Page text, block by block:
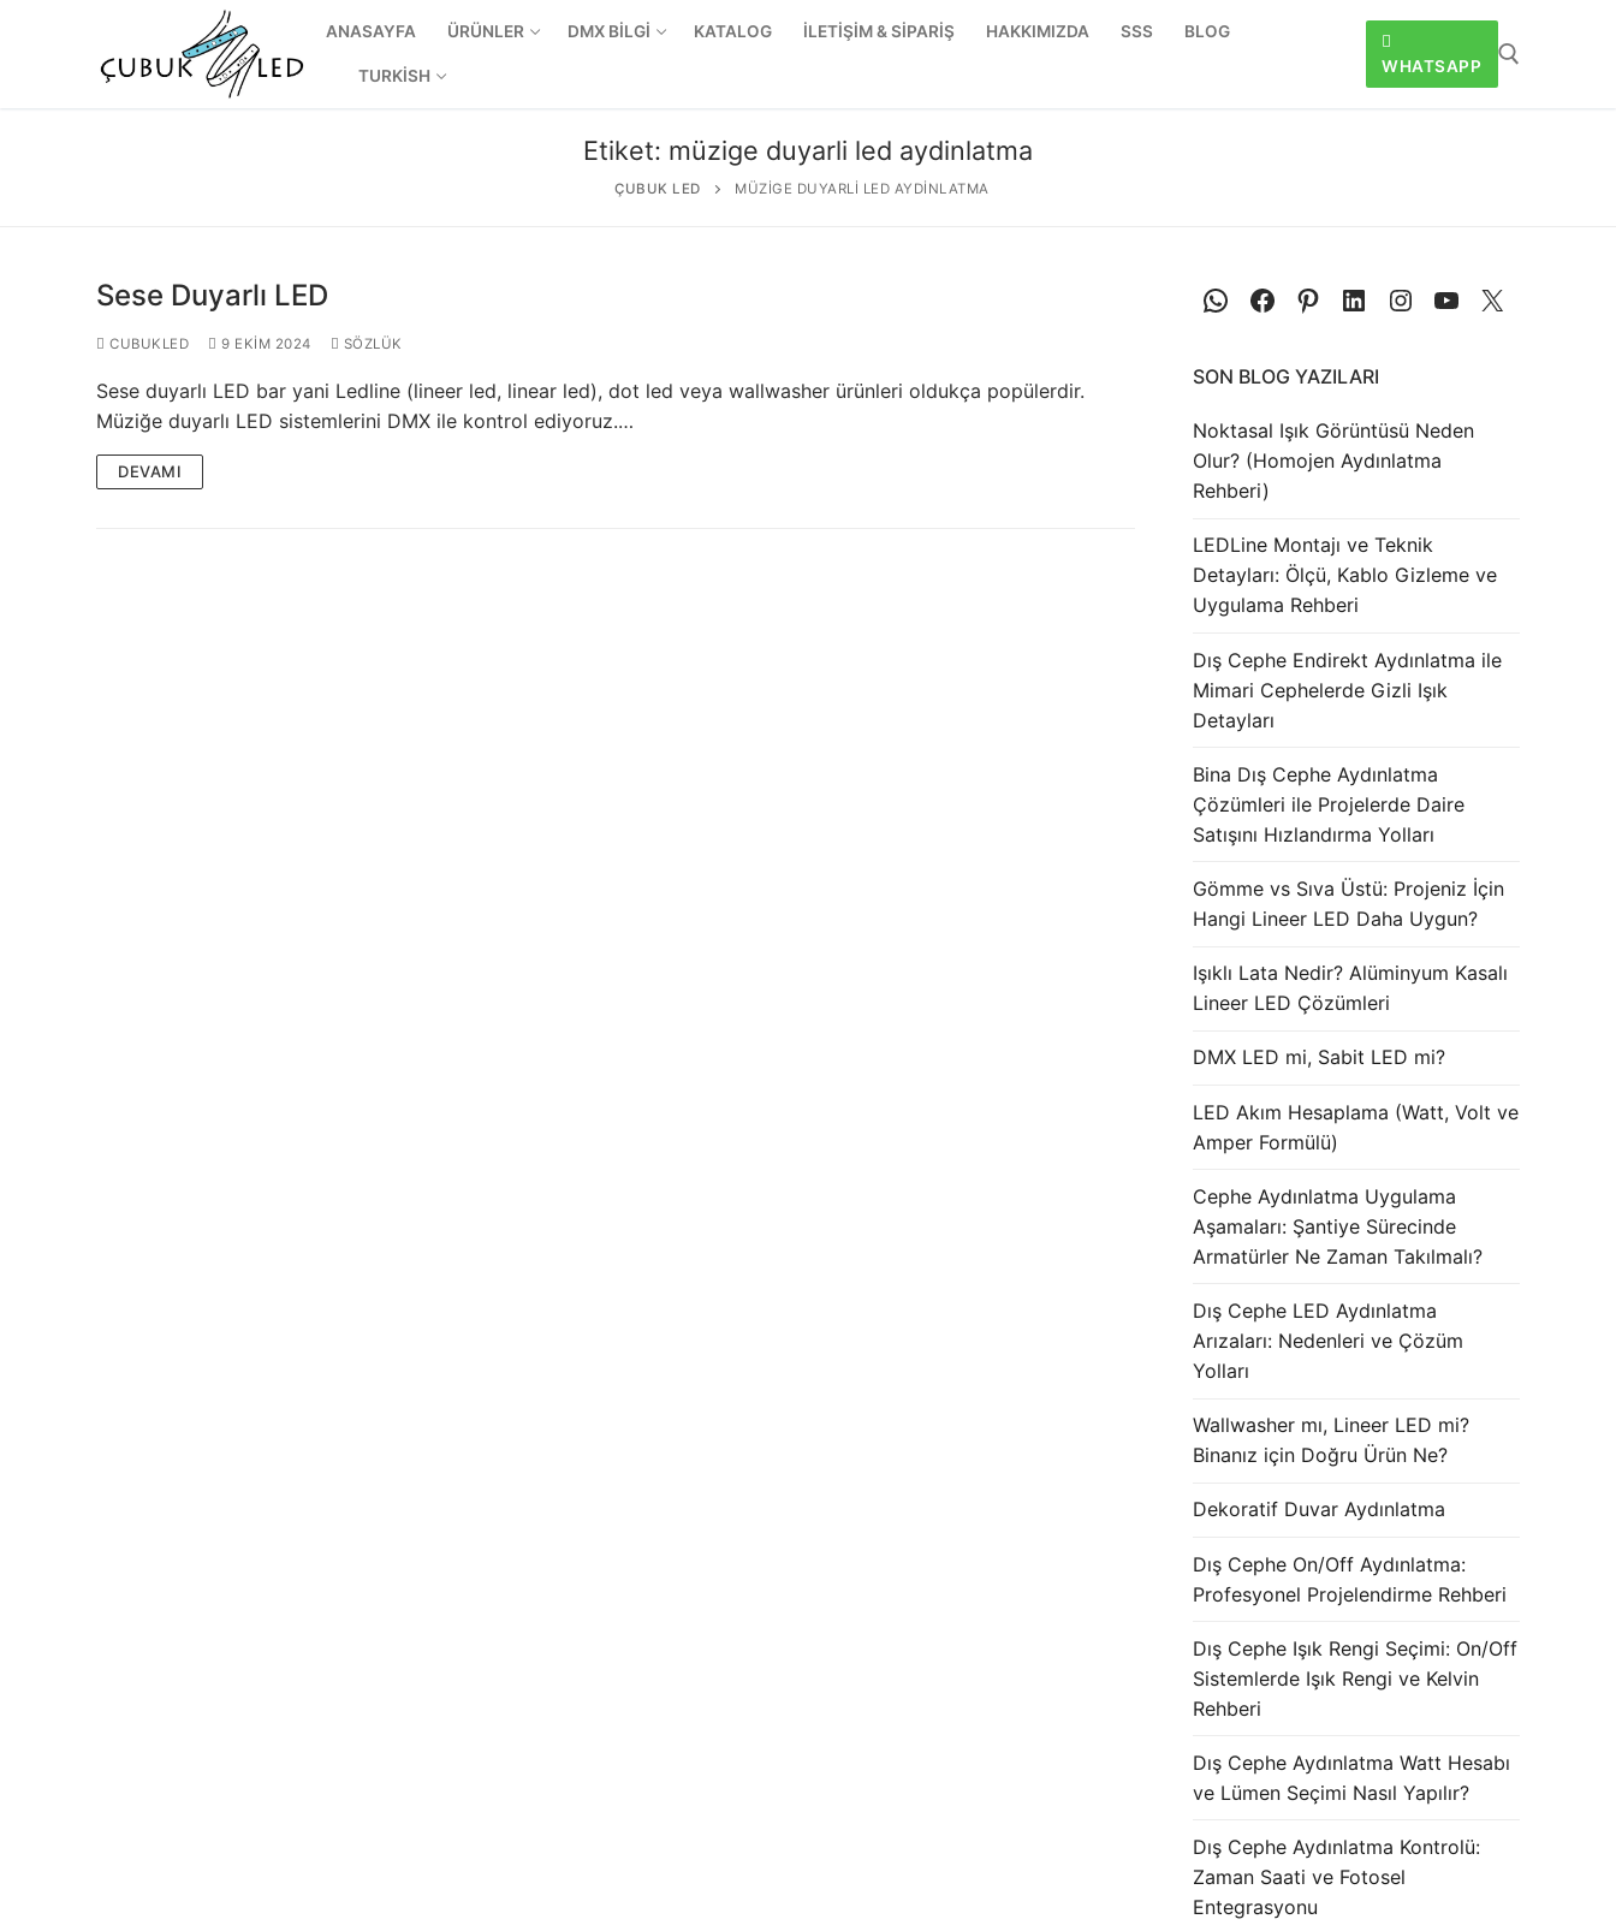
ANASAYFA ÜRÜNLER DMX BİLGİ KATALOG İLETİŞİM & SİPARİŞ HAKKIMIZDA SSS BLOG
TURKISH WHATSAPP
ANASAYFA
Etiket: müzige duyarli led aydinlatma
ÇUBUK LED MÜZIGE DUYARLI LED AYDINLATMA
Sese Duyarlı LED
CUBUKLED 9 EKIM 2024 SÖZLÜK
Sese duyarlı LED bar yani Ledline (lineer led, linear led), dot led veya wallwasher ürünleri oldukça popülerdir.
Müziğe duyarlı LED sistemlerini DMX ile kontrol ediyoruz.…
DEVAMI
SON BLOG YAZILARI
Noktasal Işık Görüntüsü Neden
Olur? (Homojen Aydınlatma
Rehberi)
LEDLine Montajı ve Teknik
Detayları: Ölçü, Kablo Gizleme ve
Uygulama Rehberi
Dış Cephe Endirekt Aydınlatma ile
Mimari Cephelerde Gizli Işık
Detayları
Bina Dış Cephe Aydınlatma
Çözümleri ile Projelerde Daire
Satışını Hızlandırma Yolları
Gömme vs Sıva Üstü: Projeniz İçin
Hangi Lineer LED Daha Uygun?
Işıklı Lata Nedir? Alüminyum Kasalı
Lineer LED Çözümleri
DMX LED mi, Sabit LED mi?
LED Akım Hesaplama (Watt, Volt ve
Amper Formülü)
Cephe Aydınlatma Uygulama
Aşamaları: Şantiye Sürecinde
Armatürler Ne Zaman Takılmalı?
Dış Cephe LED Aydınlatma
Arızaları: Nedenleri ve Çözüm
Yolları
Wallwasher mı, Lineer LED mi?
Binanız için Doğru Ürün Ne?
Dekoratif Duvar Aydınlatma
Dış Cephe On/Off Aydınlatma:
Profesyonel Projelendirme Rehberi
Dış Cephe Işık Rengi Seçimi: On/Off
Sistemlerde Işık Rengi ve Kelvin
Rehberi
Dış Cephe Aydınlatma Watt Hesabı
ve Lümen Seçimi Nasıl Yapılır?
Dış Cephe Aydınlatma Kontrolü:
Zaman Saati ve Fotosel
Entegrasyonu